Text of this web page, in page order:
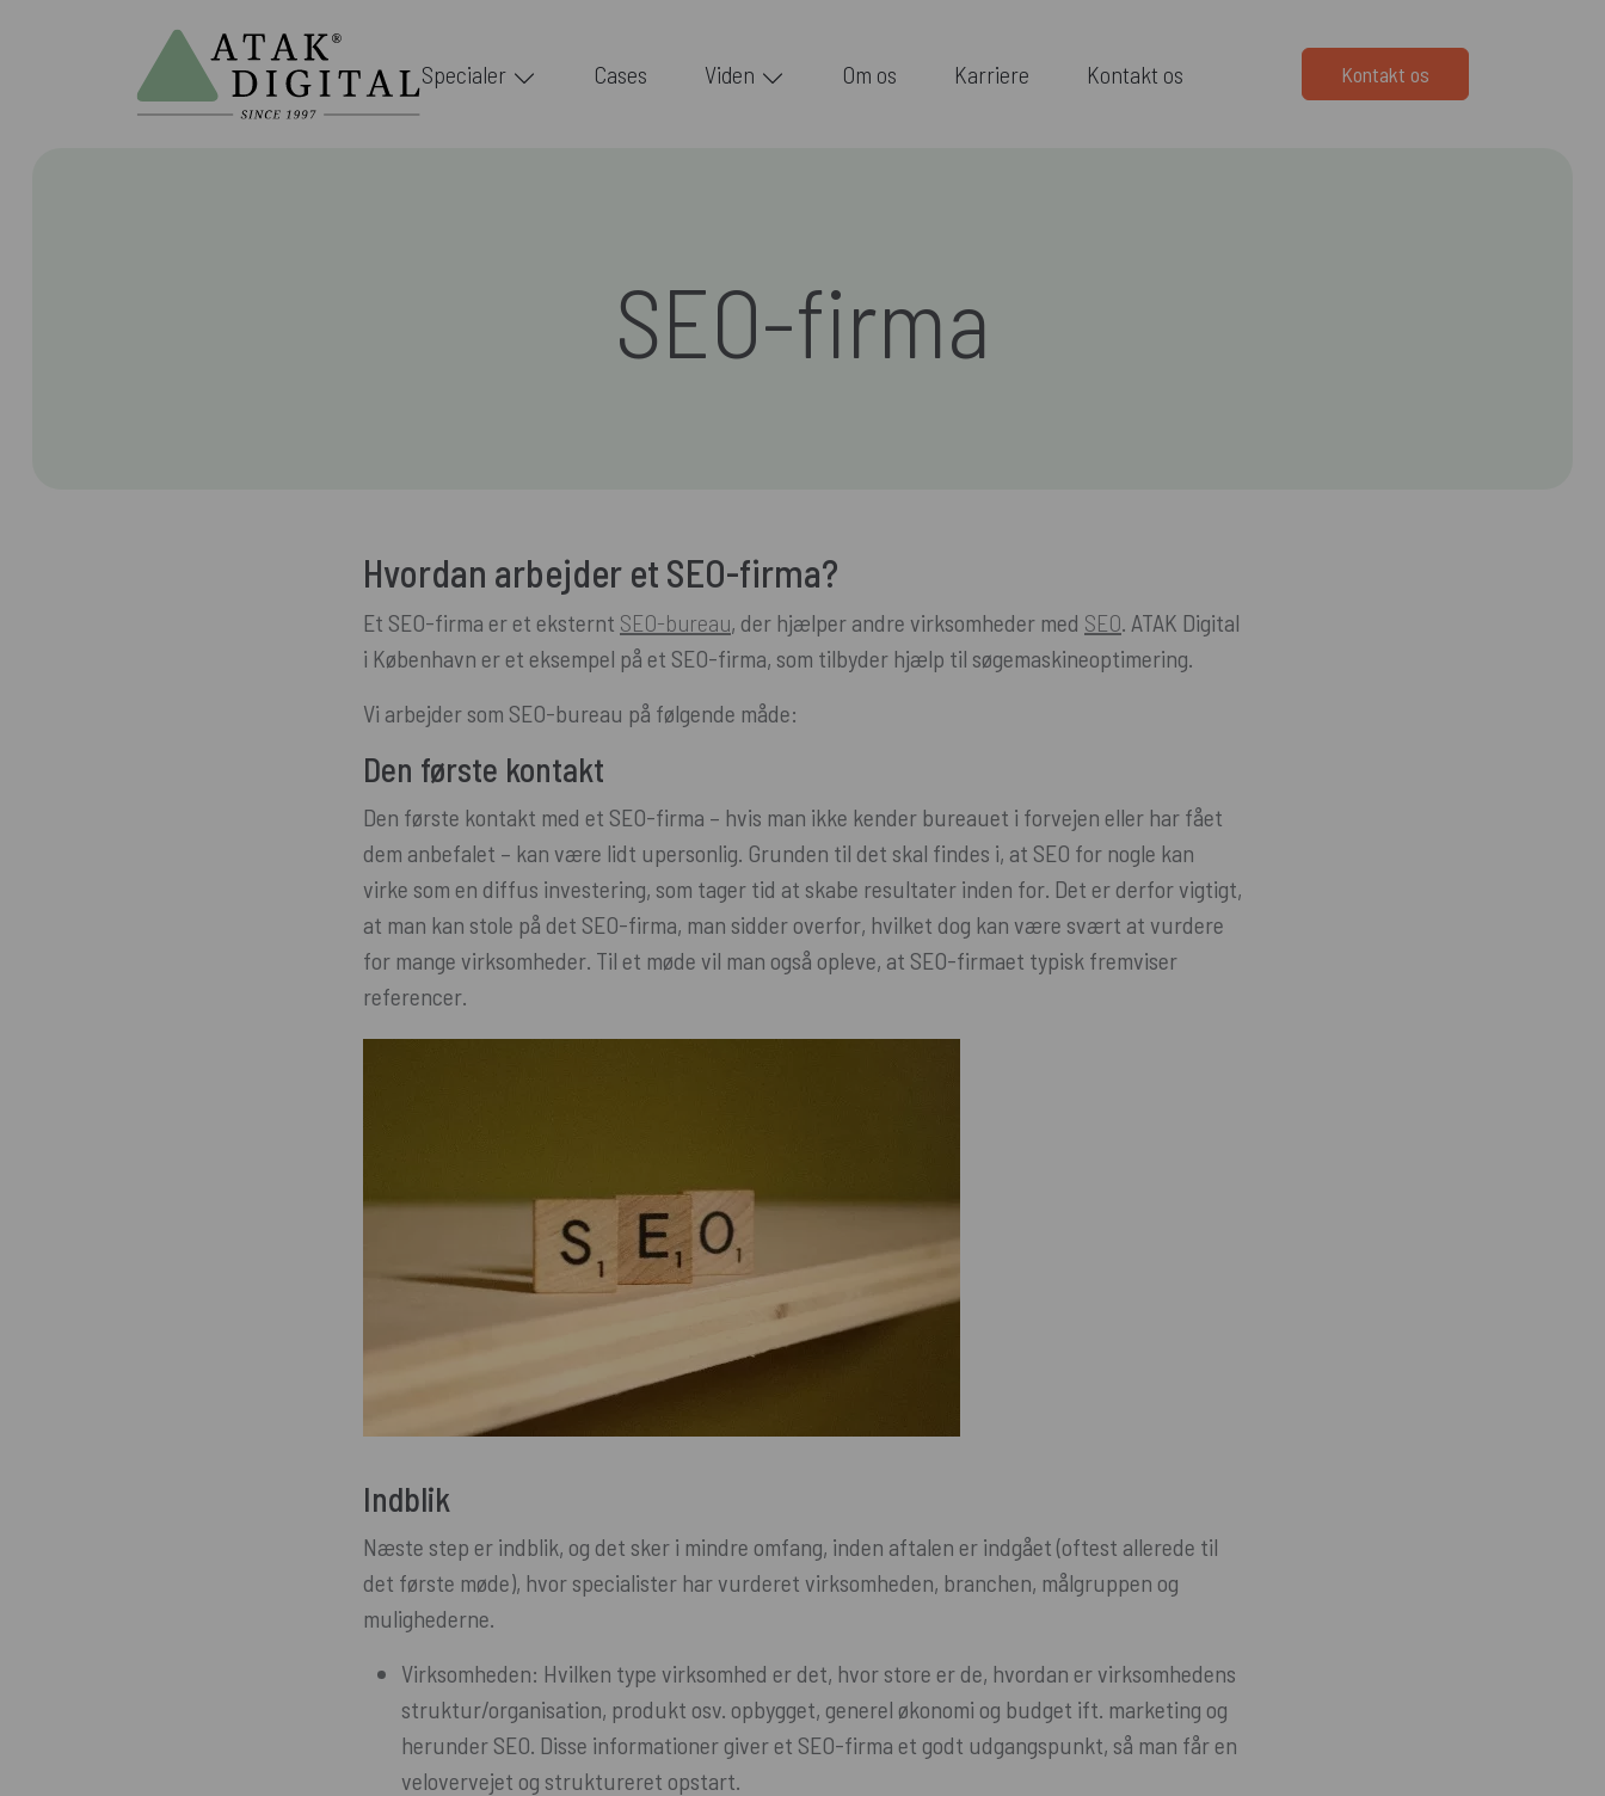
Specialer Cases Viden Om os Karriere Kontakt os Kontakt os
SEO-firma
Hvordan arbejder et SEO-firma?
Et SEO-firma er et eksternt SEO-bureau, der hjælper andre virksomheder med SEO. ATAK Digital
i København er et eksempel på et SEO-firma, som tilbyder hjælp til søgemaskineoptimering.
Vi arbejder som SEO-bureau på følgende måde:
Den første kontakt
Den første kontakt med et SEO-firma – hvis man ikke kender bureauet i forvejen eller har fået
dem anbefalet – kan være lidt upersonlig. Grunden til det skal findes i, at SEO for nogle kan
virke som en diffus investering, som tager tid at skabe resultater inden for. Det er derfor vigtigt,
at man kan stole på det SEO-firma, man sidder overfor, hvilket dog kan være svært at vurdere
for mange virksomheder. Til et møde vil man også opleve, at SEO-firmaet typisk fremviser
referencer.
Indblik
Næste step er indblik, og det sker i mindre omfang, inden aftalen er indgået (oftest allerede til
det første møde), hvor specialister har vurderet virksomheden, branchen, målgruppen og
mulighederne.
Virksomheden: Hvilken type virksomhed er det, hvor store er de, hvordan er virksomhedens
struktur/organisation, produkt osv. opbygget, generel økonomi og budget ift. marketing og
herunder SEO. Disse informationer giver et SEO-firma et godt udgangspunkt, så man får en
velovervejet og struktureret opstart.